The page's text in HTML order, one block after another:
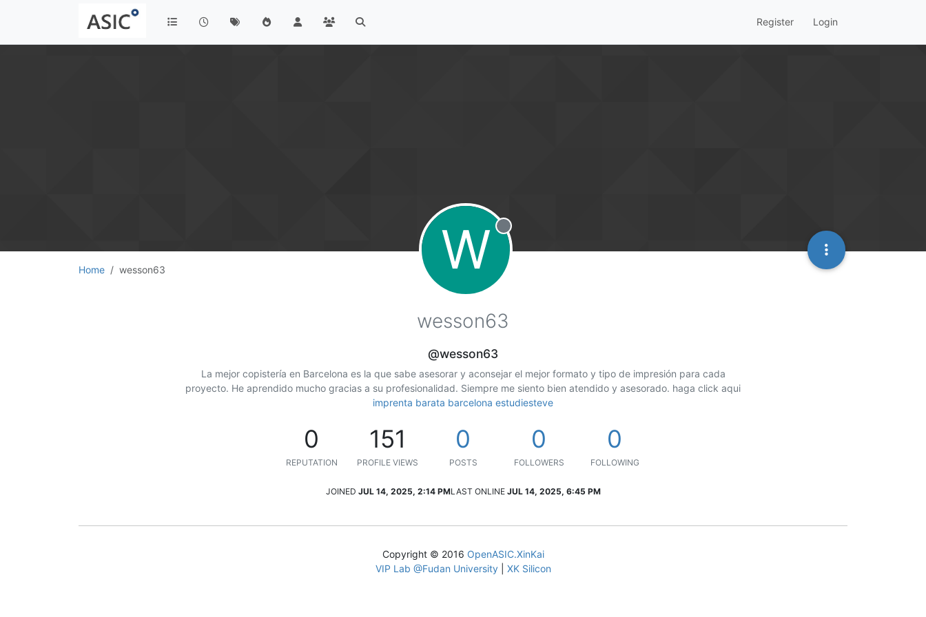
Register Login
Home wesson63 W Offline
wesson63
@wesson63
La mejor copistería en Barcelona es la que sabe asesorar y aconsejar el mejor formato y tipo de impresión para cada
proyecto. He aprendido mucho gracias a su profesionalidad. Siempre me siento bien atendido y asesorado. haga click aqui
imprenta barata barcelona estudiesteve
0
REPUTATION
151
PROFILE VIEWS
0
POSTS
0
FOLLOWERS
0
FOLLOWING
JOINED JUL 14, 2025, 2:14 PMLAST ONLINE JUL 14, 2025, 6:45 PM
Copyright © 2016 OpenASIC.XinKai
VIP Lab @Fudan University| XK Silicon